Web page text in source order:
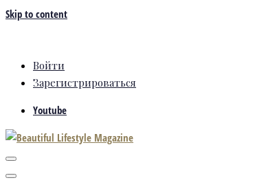
Skip to content
Войти
Зарегистрироваться
Youtube